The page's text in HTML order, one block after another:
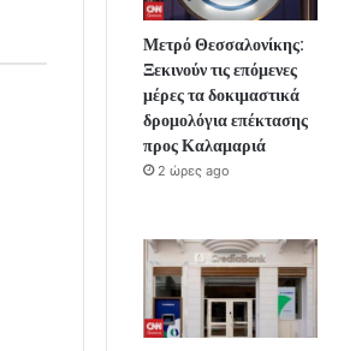
Μετρό Θεσσαλονίκης:
Ξεκινούν τις επόμενες
μέρες τα δοκιμαστικά
δρομολόγια επέκτασης
προς Καλαμαριά
2 ώρες ago